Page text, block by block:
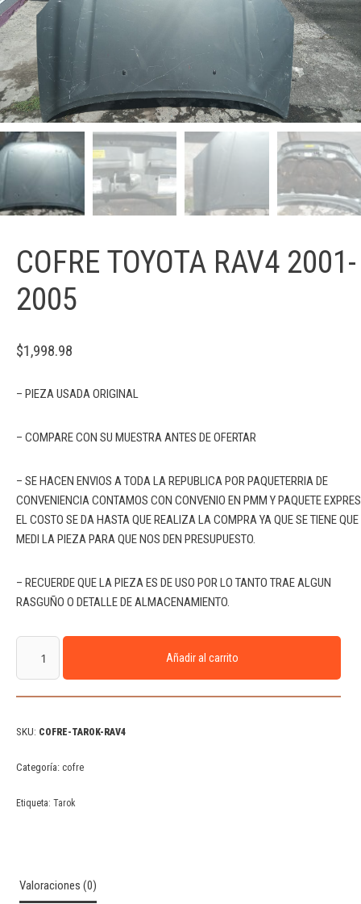
COFRE TOYOTA RAV4 2001-
2005
$1,998.98
– PIEZA USADA ORIGINAL
– COMPARE CON SU MUESTRA ANTES DE OFERTAR
– SE HACEN ENVIOS A TODA LA REPUBLICA POR PAQUETERRIA DE
CONVENIENCIA CONTAMOS CON CONVENIO EN PMM Y PAQUETE
EL COSTO SE DA HASTA QUE REALIZA LA COMPRA YA QUE SE TIENE QUE
MEDI LA PIEZA PARA QUE NOS DEN PRESUPUESTO.
– RECUERDE QUE LA PIEZA ES DE USO POR LO TANTO TRAE ALGUN
RASGUÑO O DETALLE DE ALMACENAMIENTO.
Añadir al carrito
SKU: COFRE-TAROK-RAV4
Categoría: cofre
Etiqueta: Tarok
Valoraciones (0)